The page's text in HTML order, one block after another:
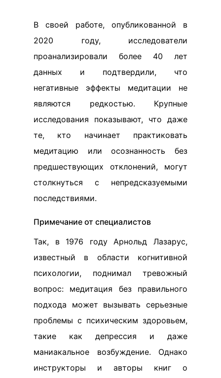
В своей работе, опубликованной в
2020 году, исследователи
проанализировали более 40 лет
данных и подтвердили, что
негативные эффекты медитации не
являются редкостью. Крупные
исследования показывают, что даже
те, кто начинает практиковать
медитацию или осознанность без
предшествующих отклонений, могут
столкнуться с непредсказуемыми
последствиями.
Примечание от специалистов
Так, в 1976 году Арнольд Лазарус,
известный в области когнитивной
психологии, поднимал тревожный
вопрос: медитация без правильного
подхода может вызывать серьезные
проблемы с психическим здоровьем,
такие как депрессия и даже
маниакальное возбуждение. Однако
инструкторы и авторы книг о